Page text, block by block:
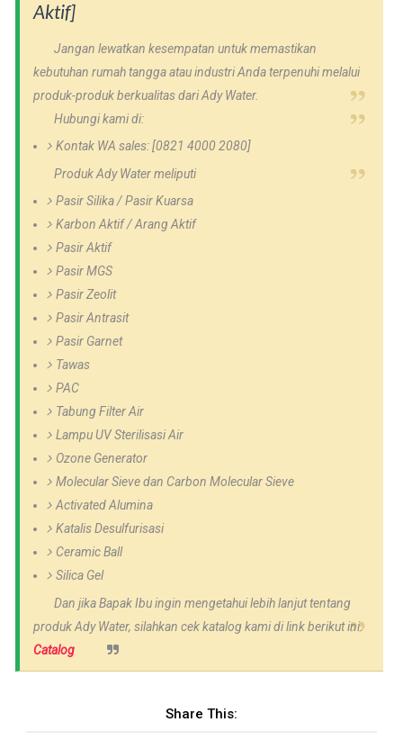
Aktif]
Jangan lewatkan kesempatan untuk memastikan
kebutuhan rumah tangga atau industri Anda terpenuhi melalui
produk-produk berkualitas dari Ady Water.
Hubungi kami di:
Kontak WA sales: [0821 4000 2080]
Produk Ady Water meliputi
Pasir Silika / Pasir Kuarsa
Karbon Aktif / Arang Aktif
Pasir Aktif
Pasir MGS
Pasir Zeolit
Pasir Antrasit
Pasir Garnet
Tawas
PAC
Tabung Filter Air
Lampu UV Sterilisasi Air
Ozone Generator
Molecular Sieve dan Carbon Molecular Sieve
Activated Alumina
Katalis Desulfurisasi
Ceramic Ball
Silica Gel
Dan jika Bapak Ibu ingin mengetahui lebih lanjut tentang
produk Ady Water, silahkan cek katalog kami di link berikut ini.
Catalog
Share This: